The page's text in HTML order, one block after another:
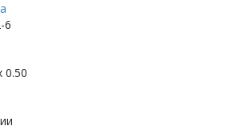
6
0.50